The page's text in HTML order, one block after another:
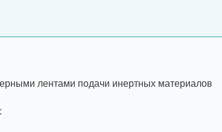
лентами подачи инертных материалов